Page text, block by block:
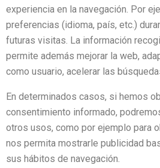
experiencia en la navegación. Por
preferencias (idioma, país, etc.)
futuras visitas. La información
permite además mejorar la web,
como usuario, acelerar las
En determinados casos, si hemos
consentimiento informado,
otros usos, como por ejemplo para
nos permita mostrarle publicidad
sus hábitos de navegación.